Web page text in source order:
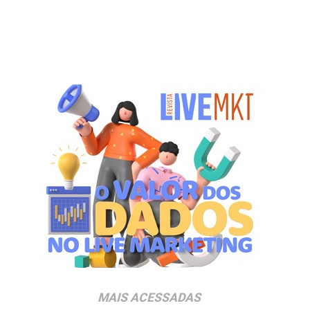
MAIS ACESSADAS